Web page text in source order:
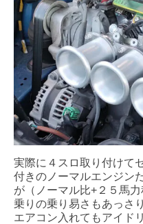
実際に４スロ取り付けて
付きのノーマルエンジン
が（ノーマル比+２５馬
乗りの乗り易さもあっさ
エアコン入れてもアイド